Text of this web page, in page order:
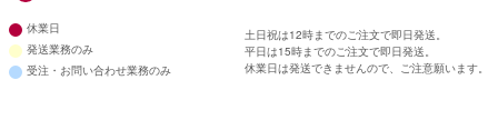
休業日
発送業務のみ
受注・お問い合わせ業務のみ
土日祝は12時までのご注文で即日発送。
平日は15時までのご注文で即日発送。
休業日は発送できませんので、ご注意願います。